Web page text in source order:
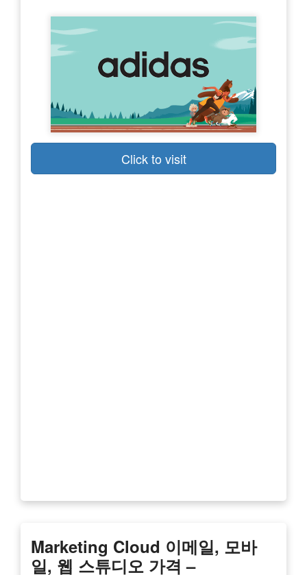
Click to visit
Marketing Cloud 이메일, 모바
일, 웹 스튜디오 가격 –